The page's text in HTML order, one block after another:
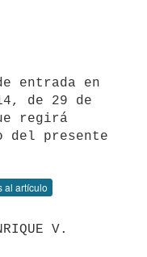
de 29 de
regirá
del presente
al artículo
V.